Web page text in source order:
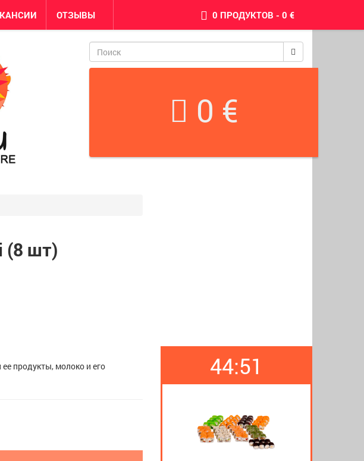
0 ПРОДУКТОВ - 0 €
ОТЗЫВЫ
0 €
44:50
(8 шт)
продукты, молоко и его